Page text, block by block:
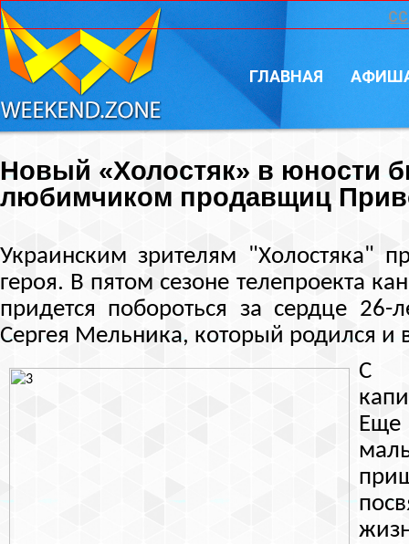
ГЛАВНАЯ
Новый «Холостяк» в юности
любимчиком продавщиц
Украинским зрителям "Холостяка"
героя. В пятом сезоне телепроекта
придется побороться за сердце 26-
Сергея Мельника, который родился и
С